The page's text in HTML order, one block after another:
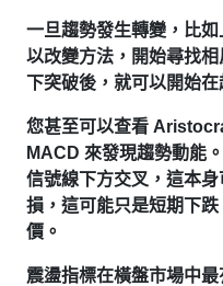
一旦趨勢發生轉變，比
以改變方法，開始尋找
下突破後，就可以開始在
您甚至可以查看
MACD 來發現趨勢動能
信號線下方交叉，這本
損，這可能只是短期下
價。
震盪指標在橫盤市場中